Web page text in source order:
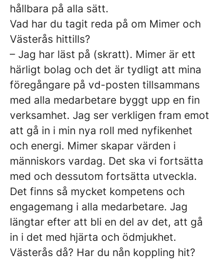
hållbara på alla sätt.
Vad har du tagit reda på om Mimer och
Västerås hittills?
– Jag har läst på (skratt). Mimer är ett
härligt bolag och det är tydligt att mina
föregångare på vd-posten tillsammans
med alla medarbetare byggt upp en fin
verksamhet. Jag ser verkligen fram emot
att gå in i min nya roll med nyfikenhet
och energi. Mimer skapar värden i
människors vardag. Det ska vi fortsätta
med och dessutom fortsätta utveckla.
Det finns så mycket kompetens och
engagemang i alla medarbetare. Jag
längtar efter att bli en del av det, att gå
in i det med hjärta och ödmjukhet.
Västerås då? Har du nån koppling hit?